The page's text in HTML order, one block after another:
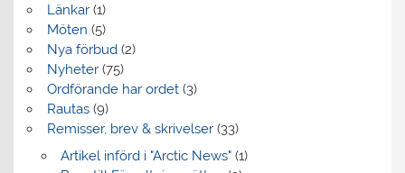
Länkar(1)
Möten (5)
Nya förbud(2)
Nyheter(75)
Ordförande har ordet(3)
Rautas(9)
Remisser, brev & skrivelser(33)
Artikel införd i "Arctic News"(1)